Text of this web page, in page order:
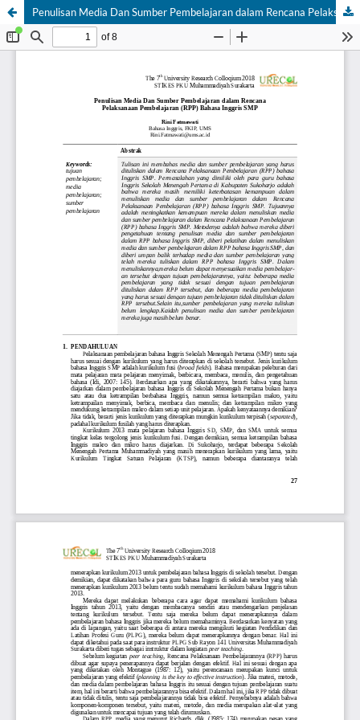
Penulisan Media Dan Sumber Pembelajaran dalam Rencana Pelaksanaan Pembelajaran (RPP) Bahasa Inggris SMP